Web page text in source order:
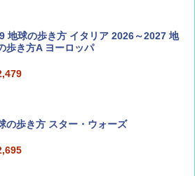
PAL(ビ-パル) 2026年 9 月号【特別付録:
ミニマル"旅"財布 ランダム2種】
溪谷 2026年8月号「南アルプス大全」
地球の歩き方 イタリア 2026～2027 地
歩き方A ヨーロッパ
の歩き方 スター・ウォーズ